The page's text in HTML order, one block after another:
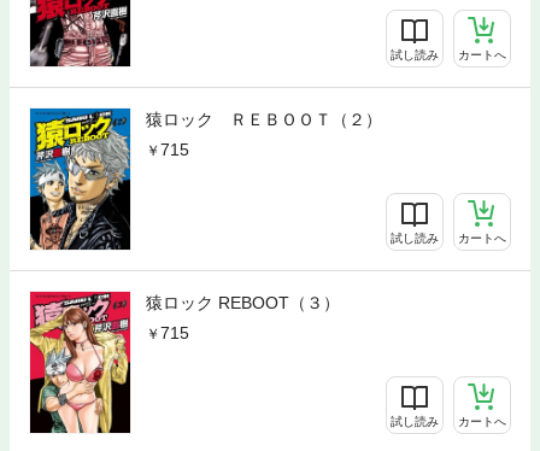
試し読み カートへ
猿ロック ＲＥＢＯＯＴ（２）
715
試し読み カートへ
猿ロック REBOOT（３）
715
試し読み カートへ